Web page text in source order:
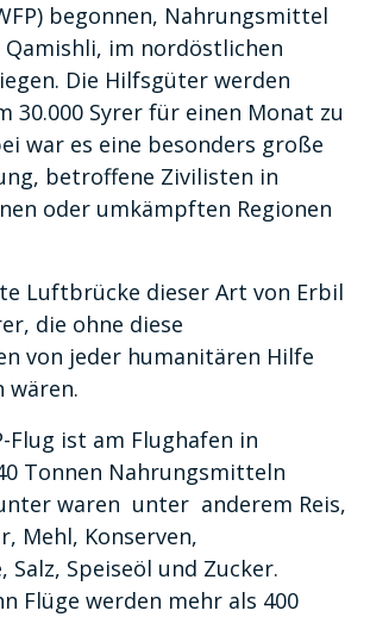
begonnen, Nahrungsmittel
Qamishli, im nordöstlichen
Die Hilfsgüter werden
30.000 Syrer für einen Monat zu
war es eine besonders große
betroffene Zivilisten in
oder umkämpften Regionen
Luftbrücke dieser Art von Erbil
die ohne diese
von jeder humanitären Hilfe
wären.
Flug ist am Flughafen in
Tonnen Nahrungsmitteln
waren unter anderem Reis,
Mehl, Konserven,
Salz, Speiseöl und Zucker.
Flüge werden mehr als 400